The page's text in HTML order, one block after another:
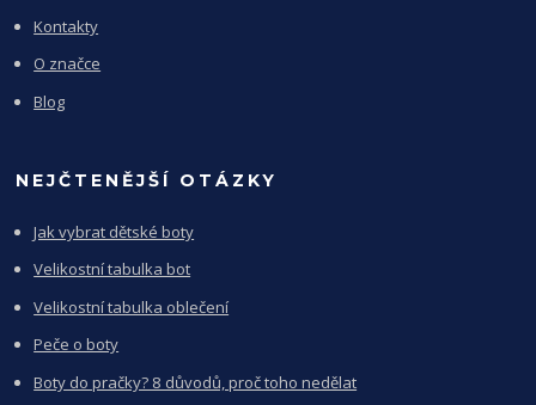
Kontakty
O značce
Blog
NEJČTENĚJŠÍ OTÁZKY
Jak vybrat dětské boty
Velikostní tabulka bot
Velikostní tabulka oblečení
Peče o boty
Boty do pračky? 8 důvodů, proč toho nedělat